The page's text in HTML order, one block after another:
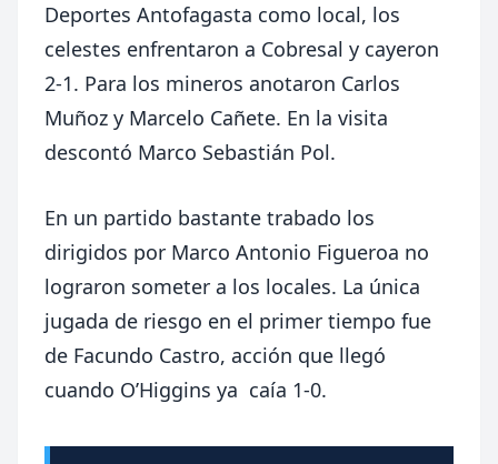
Deportes Antofagasta como local, los
celestes enfrentaron a Cobresal y cayeron
2-1. Para los mineros anotaron Carlos
Muñoz y Marcelo Cañete. En la visita
descontó Marco Sebastián Pol.
En un partido bastante trabado los
dirigidos por Marco Antonio Figueroa no
lograron someter a los locales. La única
jugada de riesgo en el primer tiempo fue
de Facundo Castro, acción que llegó
cuando O’Higgins ya caía 1-0.